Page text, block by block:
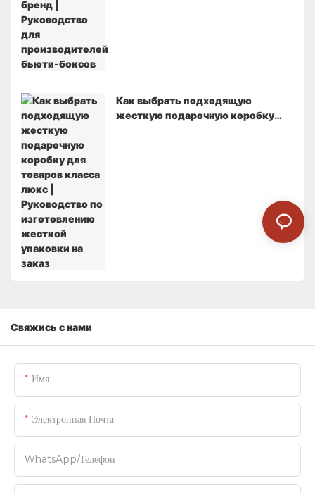
Как выбрать подходящую
жесткую подарочную коробку
Свяжись с нами
Имя
Электронная Почта
WhatsApp/телефон